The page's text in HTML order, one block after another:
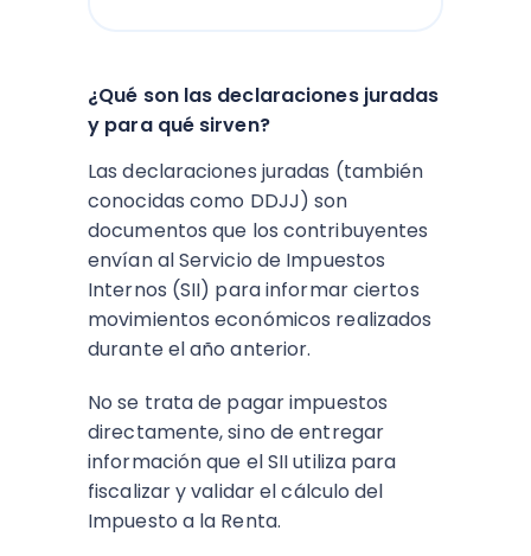
¿Qué son las declaraciones juradas
y para qué sirven?
Las declaraciones juradas (también
conocidas como DDJJ) son
documentos que los contribuyentes
envían al Servicio de Impuestos
Internos (SII) para informar ciertos
movimientos económicos realizados
durante el año anterior.
No se trata de pagar impuestos
directamente, sino de entregar
información que el SII utiliza para
fiscalizar y validar el cálculo del
Impuesto a la Renta.